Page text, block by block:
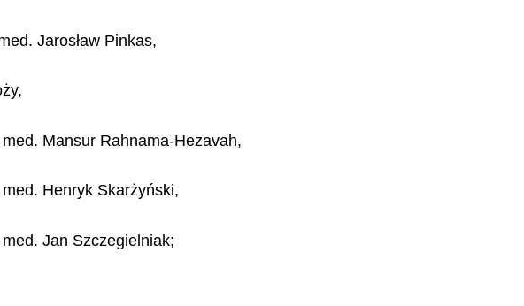
Jarosław Pinkas,
Mansur Rahnama-Hezavah,
Henryk Skarżyński,
Jan Szczegielniak;